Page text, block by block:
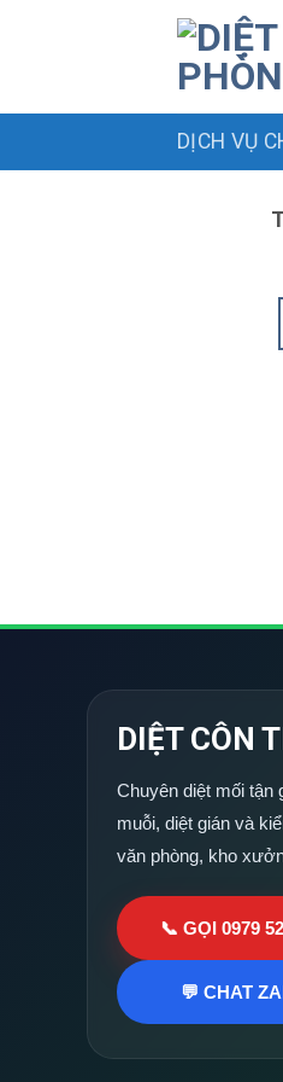
DỊCH VỤ
DIỆT CÔN
Chuyên diệt mối tận
muỗi, diệt gián và
văn phòng, kho
📞 GỌI 0979
💬 CHAT